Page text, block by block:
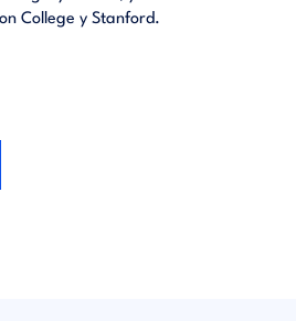
College y Stanford.